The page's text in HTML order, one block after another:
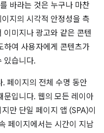
바라는 것은 누구나 마찬
지의 시각적 안정성을 측
이미지나 광고와 같은 콘텐
하여 사용자에게 콘텐츠가
있습니다.
페이지의 전체 수명 동안
문입니다. 웹의 모든 레이아
만 단일 페이지 앱 (SPA)이
페이지에서는 시간이 지남